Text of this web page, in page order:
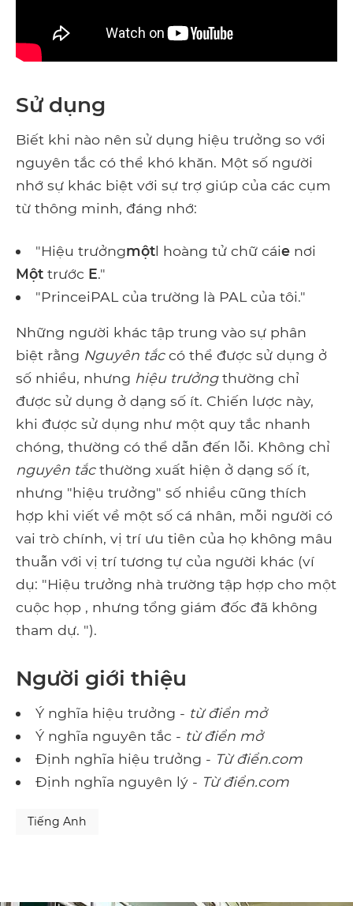
Sử dụng
Biết khi nào nên sử dụng hiệu trưởng so với
nguyên tắc có thể khó khăn. Một số người
nhớ sự khác biệt với sự trợ giúp của các cụm
từ thông minh, đáng nhớ:
"Hiệu trưởngmộtl hoàng tử chữ cáienơi
Một trước E."
"PrinceiPAL của trường là PAL của tôi."
Những người khác tập trung vào sự phân
biệt rằng Nguyên tắccó thể được sử dụng ở
số nhiều, nhưng hiệu trưởngthường chỉ
được sử dụng ở dạng số ít. Chiến lược này,
khi được sử dụng như một quy tắc nhanh
chóng, thường có thể dẫn đến lỗi. Không chỉ
nguyên tắcthường xuất hiện ở dạng số ít,
nhưng "hiệu trưởng" số nhiều cũng thích
hợp khi viết về một số cá nhân, mỗi người có
vai trò chính, vị trí ưu tiên của họ không mâu
thuẫn với vị trí tương tự của người khác (ví
dụ: "Hiệu trưởng nhà trường tập hợp cho một
cuộc họp , nhưng tổng giám đốc đã không
tham dự. ").
Người giới thiệu
Ý nghĩa hiệu trưởng - từ điển mở
Ý nghĩa nguyên tắc - từ điển mở
Định nghĩa hiệu trưởng - Từ điển.com
Định nghĩa nguyên lý - Từ điển.com
Tiếng Anh